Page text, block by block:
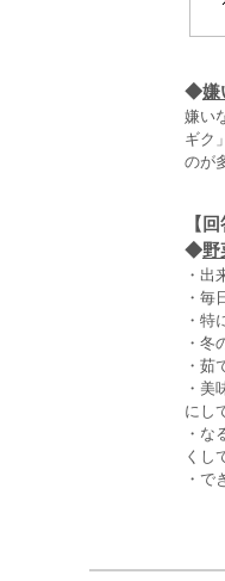
◆嫌
嫌い
ギク
のが
【
◆野
・出
・毎
・特
・冬
・茹
・美
にし
・な
くし
・で